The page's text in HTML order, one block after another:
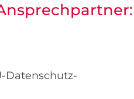
Datenschutz-